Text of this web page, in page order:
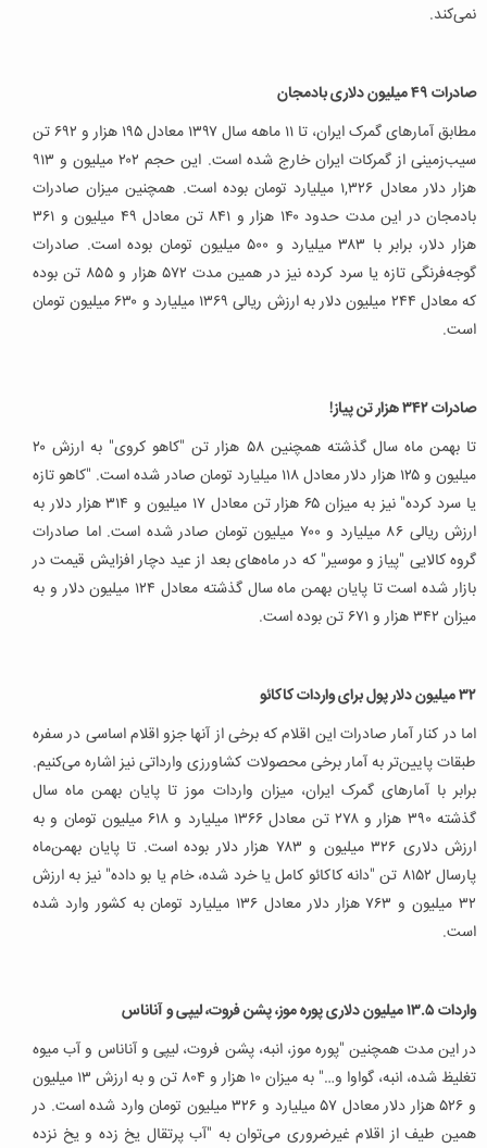
نمی‌کند.
صادرات ۴۹ میلیون دلاری بادمجان
مطابق آمارهای گمرک ایران، تا ۱۱ ماهه سال ۱۳۹۷ معادل ۱۹۵ هزار و ۶۹۲ تن
سیب‌زمینی از گمرکات ایران خارج شده است. این حجم ۲۰۲ میلیون و ۹۱۳
هزار دلار معادل ۱,۳۲۶ میلیارد تومان بوده است. همچنین میزان صادرات
بادمجان در این مدت حدود ۱۴۰ هزار و ۸۴۱ تن معادل ۴۹ میلیون و ۳۶۱
هزار دلار، برابر با ۳۸۳ میلیارد و ۵۰۰ میلیون تومان بوده است. صادرات
گوجه‌فرنگی تازه یا سرد کرده نیز در همین مدت ۵۷۲ هزار و ۸۵۵ تن بوده
که معادل ۲۴۴ میلیون دلار به ارزش ریالی ۱۳۶۹ میلیارد و ۶۳۰ میلیون تومان
است.
صادرات ۳۴۲ هزار تن پیاز!
تا بهمن ماه سال گذشته همچنین ۵۸ هزار تن "کاهو کروی" به ارزش ۲۰
میلیون و ۱۲۵ هزار دلار معادل ۱۱۸ میلیارد تومان صادر شده است. "کاهو تازه
یا سرد کرده" نیز به میزان ۶۵ هزار تن معادل ۱۷ میلیون و ۳۱۴ هزار دلار به
ارزش ریالی ۸۶ میلیارد و ۷۰۰ میلیون تومان صادر شده است. اما صادرات
گروه کالایی "پیاز و موسیر" که در ماه‌های بعد از عید دچار افزایش قیمت در
بازار شده است تا پایان بهمن ماه سال گذشته معادل ۱۲۴ میلیون دلار و به
میزان ۳۴۲ هزار و ۶۷۱ تن بوده است.
۳۲ میلیون دلار پول برای واردات کاکائو
اما در کنار آمار صادرات این اقلام که برخی از آنها جزو اقلام اساسی در سفره
طبقات پایین‌تر به آمار برخی محصولات کشاورزی وارداتی نیز اشاره می‌کنیم.
برابر با آمارهای گمرک ایران، میزان واردات موز تا پایان بهمن ماه سال
گذشته ۳۹۰ هزار و ۲۷۸ تن معادل ۱۳۶۶ میلیارد و ۶۱۸ میلیون تومان و به
ارزش دلاری ۳۲۶ میلیون و ۷۸۳ هزار دلار بوده است. تا پایان بهمن‌ماه
پارسال ۸۱۵۲ تن "دانه کاکائو کامل یا خرد شده، خام یا بو داده" نیز به ارزش
۳۲ میلیون و ۷۶۳ هزار دلار معادل ۱۳۶ میلیارد تومان به کشور وارد شده
است.
واردات ۱۳.۵ میلیون دلاری پوره موز، پشن فروت، لیپی و آناناس
در این مدت همچنین "پوره موز، انبه، پشن فروت، لیپی و آناناس و آب میوه
تغلیظ شده، انبه، گواوا و…" به میزان ۱۰ هزار و ۸۰۴ تن و به ارزش ۱۳ میلیون
و ۵۲۶ هزار دلار معادل ۵۷ میلیارد و ۳۲۶ میلیون تومان وارد شده است. در
همین طیف از اقلام غیرضروری می‌توان به "آب پرتقال یخ زده و یخ نزده